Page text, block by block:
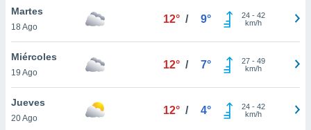
abono
únicos
Martes
18 Ago
12° / 9° 24- 42
km/h
Miércoles
19 Ago
12° / 7° 27- 49
km/h
Jueves
20 Ago
12° / 4° 24- 42
km/h